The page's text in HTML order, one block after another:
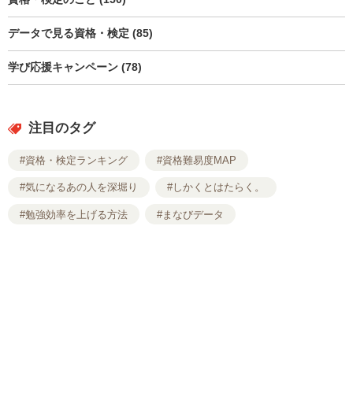
データで見る資格・検定 (85)
学び応援キャンペーン (78)
注目のタグ
#資格・検定ランキング #資格難易度MAP
#気になるあの人を深堀り #しかくとはたらく。
#勉強効率を上げる方法 #まなびデータ